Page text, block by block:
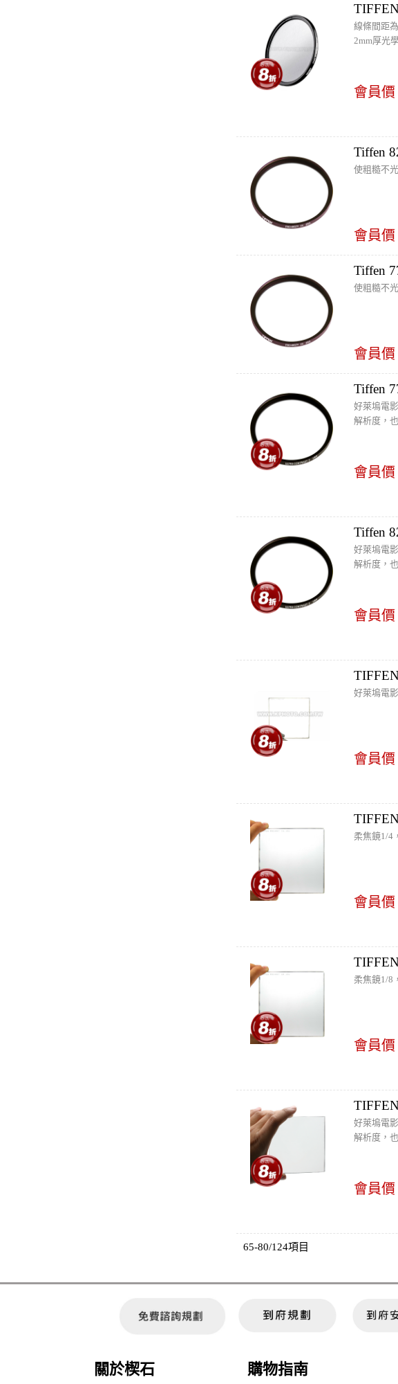
線條間距
2mm厚光
會員
Tiffen
使粗糙不
會員價
Tiffen
使粗糙不
會員價
Tiffen
好萊塢電
解析度，
會員
Tiffen
好萊塢電
解析度，
會員
好萊塢電
會員
柔焦鏡1/4
會員
柔焦鏡1/8
會員
好萊塢電
解析度，
會員
65-80/124項目
關於楔石 購物指南